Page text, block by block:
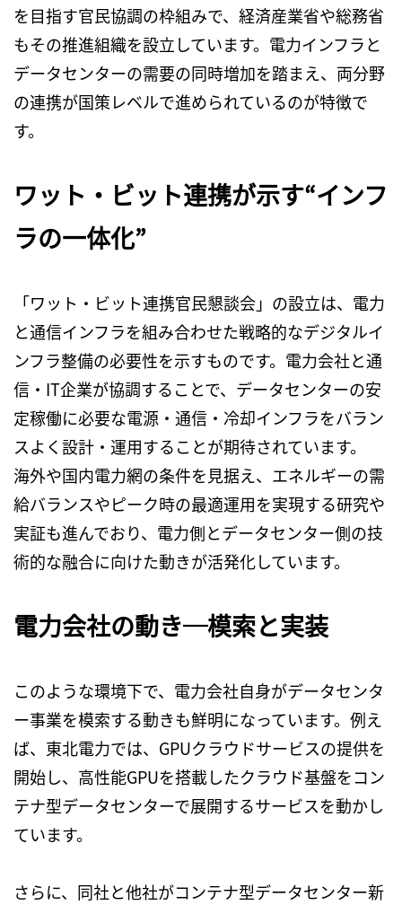
を目指す官民協調の枠組みで、経済産業省や総務省
もその推進組織を設立しています。電力インフラと
データセンターの需要の同時増加を踏まえ、両分野
の連携が国策レベルで進められているのが特徴で
す。
ワット・ビット連携が示す“インフ
ラの一体化”
「ワット・ビット連携官民懇談会」の設立は、電力
と通信インフラを組み合わせた戦略的なデジタルイ
ンフラ整備の必要性を示すものです。電力会社と通
信・ IT企業が協調することで、データセンターの安
定稼働に必要な電源・通信・冷却インフラをバラン
スよく設計・運用することが期待されています。
海外や国内電力網の条件を見据え、エネルギーの需
給バランスやピーク時の最適運用を実現する研究や
実証も進んでおり、電力側とデータセンター側の技
術的な融合に向けた動きが活発化しています。
電力会社の動き─模索と実装
このような環境下で、電力会社自身がデータセンタ
ー事業を模索する動きも鮮明になっています。例え
ば、東北電力では、 GPUクラウドサービスの提供を
開始し、高性能GPUを搭載したクラウド基盤をコン
テナ型データセンターで展開するサービスを動かし
ています。
さらに、同社と他社がコンテナ型データセンター新